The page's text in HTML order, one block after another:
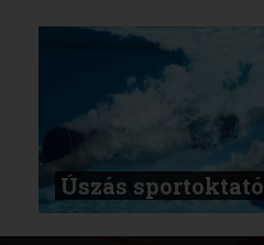
Úszás sportoktató